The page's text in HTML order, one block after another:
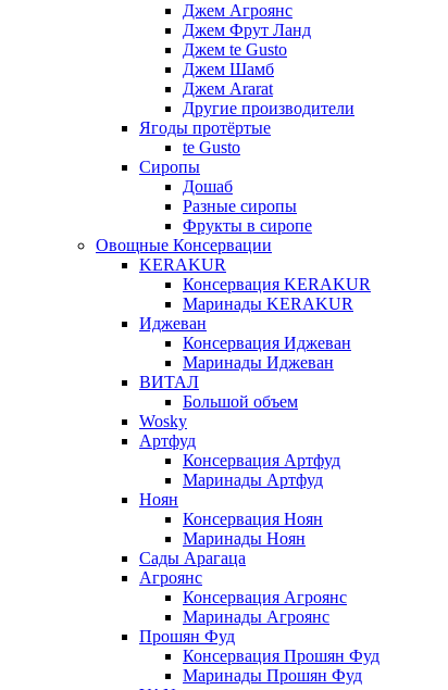
Джем Агроянс
Джем Фрут Ланд
Джем te Gusto
Джем Шамб
Джем Ararat
Другие производители
Ягоды протёртые
te Gusto
Сиропы
Дошаб
Разные сиропы
Фрукты в сиропе
Овощные Консервации
KERAKUR
Консервация KERAKUR
Маринады KERAKUR
Иджеван
Консервация Иджеван
Маринады Иджеван
ВИТАЛ
Большой объем
Wosky
Артфуд
Консервация Артфуд
Маринады Артфуд
Ноян
Консервация Ноян
Маринады Ноян
Сады Арагаца
Агроянс
Консервация Агроянс
Маринады Агроянс
Прошян Фуд
Консервация Прошян Фуд
Маринады Прошян Фуд